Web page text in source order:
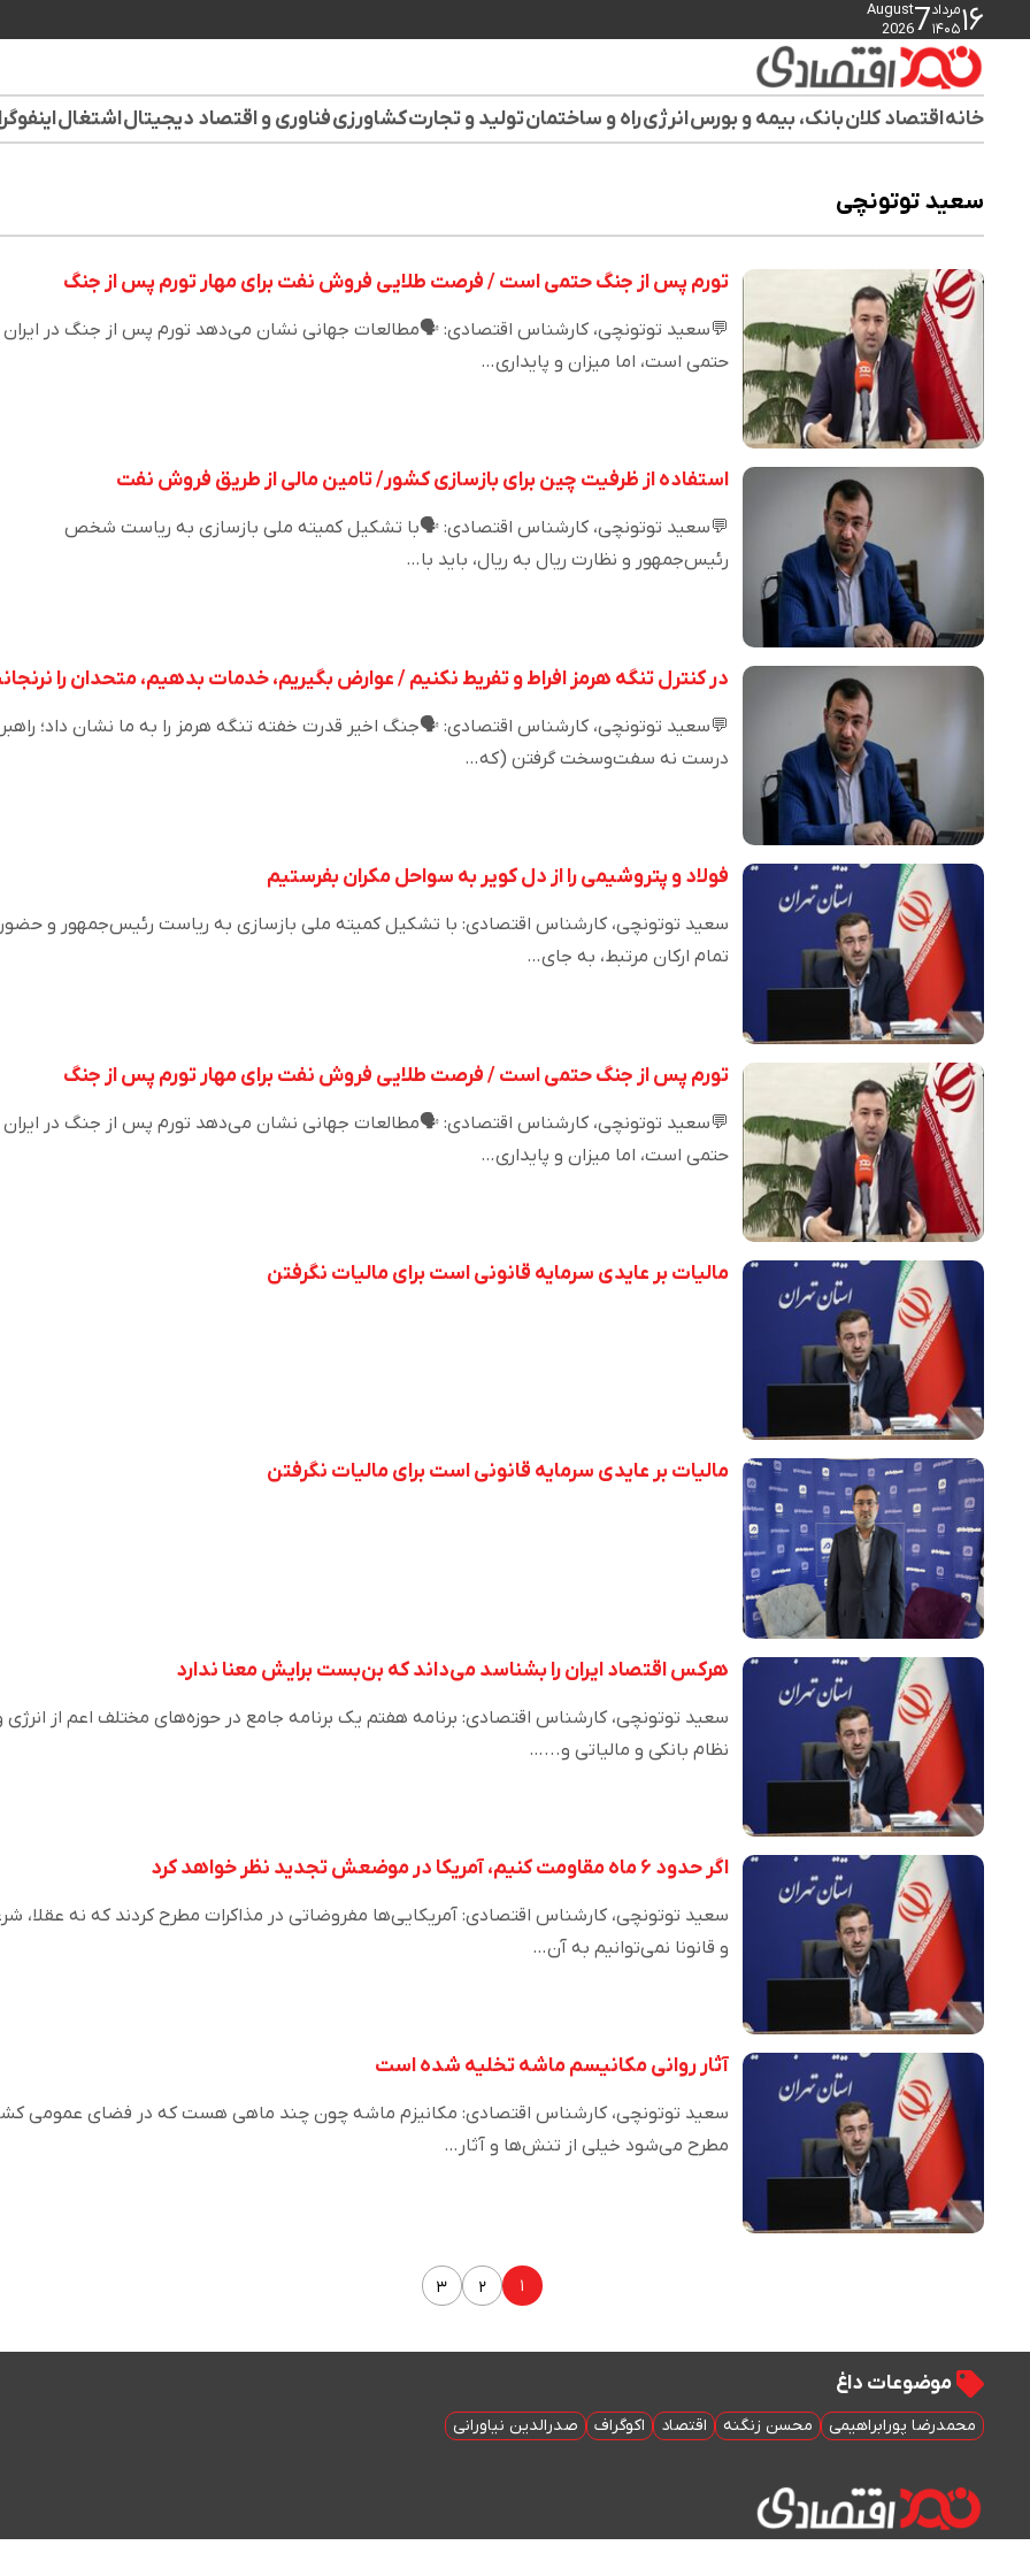
۱۶مرداد
۱۴۰۵7
August
2026
خانهاقتصاد کلانبانک، بیمه و بورسانرژیراه و ساختمانتولید و تجارتکشاورزیفناوری و اقتصاد دیجیتالاشتغال
سعید توتونچی
تورم پس از جنگ حتمی است / فرصت طلایی فروش نفت برای مهار تورم پس از جنگ
💬سعید توتونچی، کارشناس اقتصادی: 🗣️مطالعات جهانی نشان می‌دهد تورم پس از جنگ در ایران
حتمی است، اما میزان و پایداری…
استفاده از ظرفیت چین برای بازسازی کشور/ تامین مالی از طریق فروش نفت
💬سعید توتونچی، کارشناس اقتصادی: 🗣️با تشکیل کمیته ملی بازسازی به ریاست شخص
رئیس‌جمهور و نظارت ریال به ریال، باید با…
در کنترل تنگه هرمز افراط و تفریط نکنیم / عوارض بگیریم، خدمات بدهیم، متحدان را
💬سعید توتونچی، کارشناس اقتصادی: 🗣️جنگ اخیر قدرت خفته تنگه هرمز را به ما نشان داد؛
درست نه سفت‌وسخت گرفتن (که…
فولاد و پتروشیمی را از دل کویر به سواحل مکران بفرستیم
سعید توتونچی، کارشناس اقتصادی: با تشکیل کمیته ملی بازسازی به ریاست رئیس‌جمهور و
تمام ارکان مرتبط، به جای…
تورم پس از جنگ حتمی است / فرصت طلایی فروش نفت برای مهار تورم پس از جنگ
💬سعید توتونچی، کارشناس اقتصادی: 🗣️مطالعات جهانی نشان می‌دهد تورم پس از جنگ در ایران
حتمی است، اما میزان و پایداری…
مالیات بر عایدی سرمایه قانونی است برای مالیات نگرفتن
مالیات بر عایدی سرمایه قانونی است برای مالیات نگرفتن
هرکس اقتصاد ایران را بشناسد می‌داند که بن‌بست برایش معنا ندارد
سعید توتونچی، کارشناس اقتصادی: برنامه هفتم یک برنامه جامع در حوزه‌های مختلف اعم از انرژی
نظام بانکی و مالیاتی و...…
اگر حدود ۶ ماه مقاومت کنیم، آمریکا در موضعش تجدید نظر خواهد کرد
سعید توتونچی، کارشناس اقتصادی: آمریکایی‌ها مفروضاتی در مذاکرات مطرح کردند که نه عقلا،
و قانونا نمی‌توانیم به آن…
آثار روانی مکانیسم ماشه تخلیه شده است
سعید توتونچی، کارشناس اقتصادی: مکانیزم ماشه چون چند ماهی هست که در فضای عمومی
مطرح می‌شود خیلی از تنش‌ها و آثار…
۱ ۲ ۳
موضوعات داغ
محمدرضا پورابراهیمی محسن زنگنه اقتصاد اکوگراف صدرالدین نیاورانی